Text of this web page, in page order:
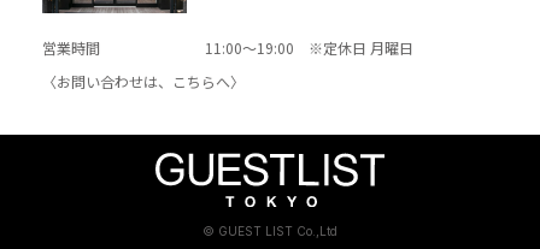
営業時間
11:00～19:00 ※定休日 月曜日
〈お問い合わせは、
こちらへ〉
© GUEST LIST Co.,Ltd